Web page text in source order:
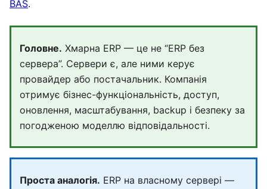
BAS.
Головне. Хмарна ERP — це не “ERP без
сервера”. Сервери є, але ними керує
провайдер або постачальник. Компанія
отримує бізнес-функціональність, доступ,
оновлення, масштабування, backup і безпеку за
погодженою моделлю відповідальності.
Проста аналогія. ERP на власному сервері —